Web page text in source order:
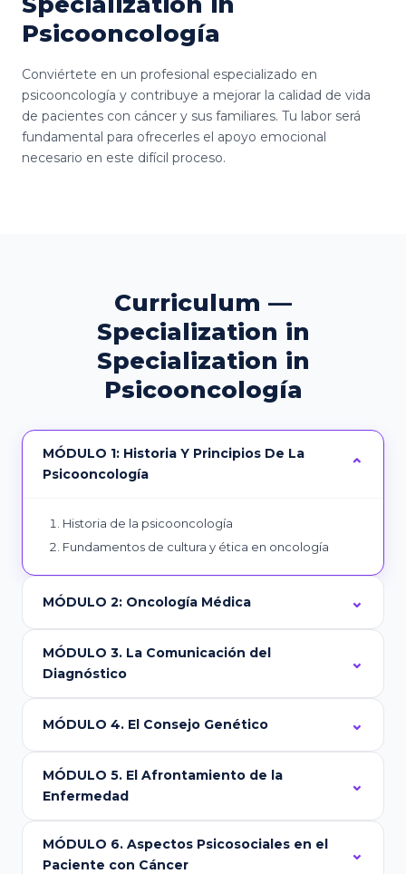
Psicooncología
Conviértete en un profesional especializado en
psicooncología y contribuye a mejorar la calidad de vida
de pacientes con cáncer y sus familiares. Tu labor será
fundamental para ofrecerles el apoyo emocional
necesario en este difícil proceso.
Curriculum —
Specialization in
Specialization in
Psicooncología
MÓDULO 1: Historia Y Principios De La
Psicooncología
Historia de la psicooncología
Fundamentos de cultura y ética en oncología
MÓDULO 2: Oncología Médica
MÓDULO 3. La Comunicación del
Diagnóstico
MÓDULO 4. El Consejo Genético
MÓDULO 5. El Afrontamiento de la
Enfermedad
MÓDULO 6. Aspectos Psicosociales en el
Paciente con Cáncer